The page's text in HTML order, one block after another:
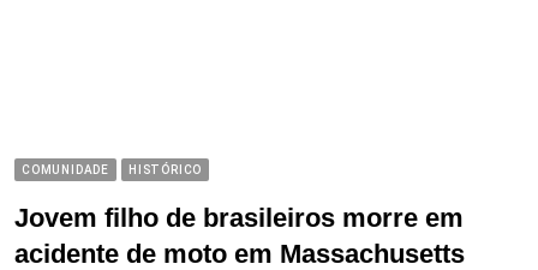
COMUNIDADE HISTÓRICO
Jovem filho de brasileiros morre em
acidente de moto em Massachusetts